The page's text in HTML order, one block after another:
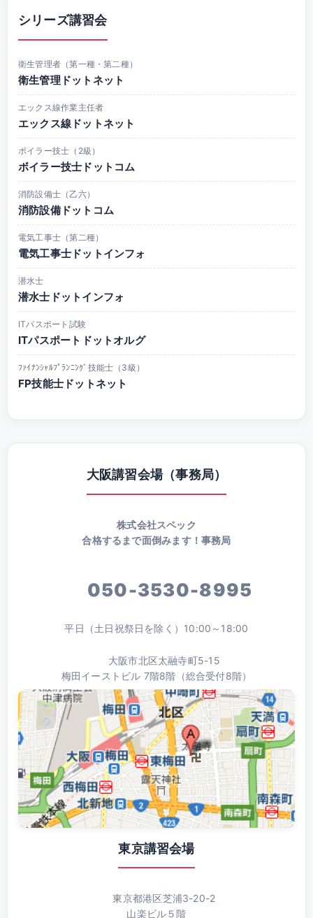
シリーズ講習会
衛生管理者（第一種・第二種）
衛生管理ドットネット
エックス線作業主任者
エックス線ドットネット
ボイラー技士（2級）
ボイラー技士ドットコム
消防設備士（乙六）
消防設備ドットコム
電気工事士（第二種）
電気工事士ドットインフォ
潜水士
潜水士ドットインフォ
ITパスポート試験
ITパスポートドットオルグ
ﾌｧｲﾅﾝｼｬﾙﾌﾟﾗﾝﾆﾝｸﾞ技能士（3級）
FP技能士ドットネット
大阪講習会場（事務局）
株式会社スペック
合格するまで面倒みます！事務局
050-3530-8995
平日（土日祝祭日を除く）10:00～18:00
大阪市北区太融寺町5-15
梅田イーストビル 7階8階（総合受付8階）
東京講習会場
東京都港区芝浦3-20-2
山楽ビル５階